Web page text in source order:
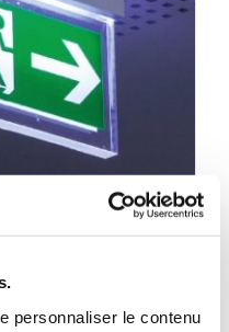
personnaliser le contenu